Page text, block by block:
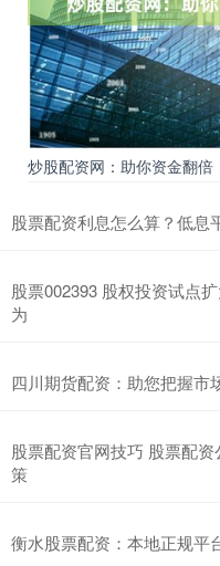
炒股配资网：助你资金翻倍
股票配资利息怎么算？低息
股票002393 股权投资试点
为
四川期货配资：助您把握市
股票配资官网技巧 股票配
策
衡水股票配资：本地正规平